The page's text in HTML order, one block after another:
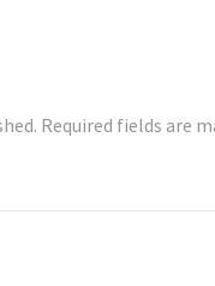
Required fields are